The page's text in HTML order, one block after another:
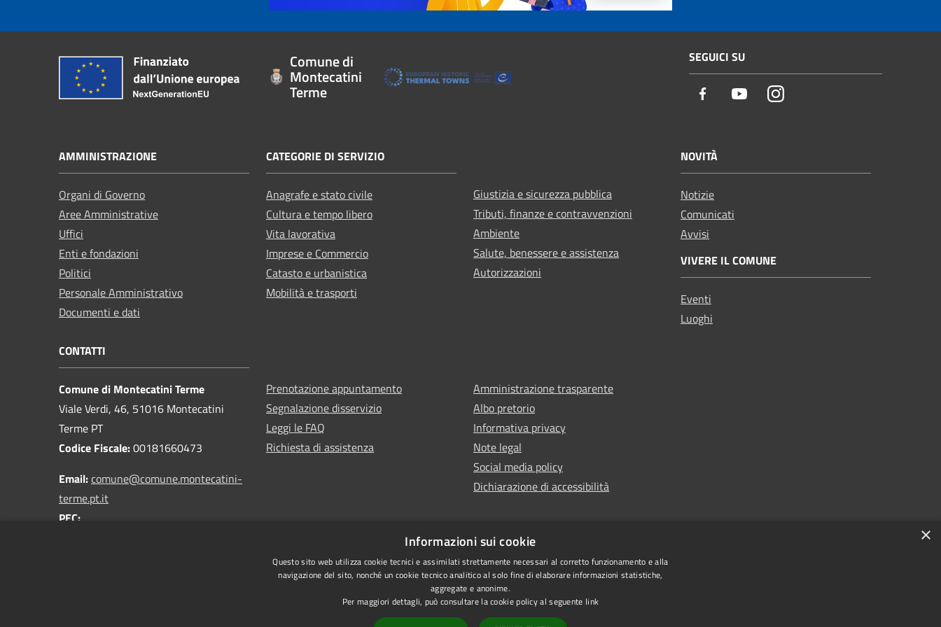
Comune di
Montecatini
Terme
SEGUICI SU
Facebook YoutubeInstagram
AMMINISTRAZIONE
Organi di Governo
Aree Amministrative
Uffici
Enti e fondazioni
Politici
Personale Amministrativo
Documenti e dati
CATEGORIE DI SERVIZIO
Anagrafe e stato civile
Cultura e tempo libero
Vita lavorativa
Imprese e Commercio
Catasto e urbanistica
Mobilità e trasporti
Giustizia e sicurezza pubblica
Tributi, finanze e contravvenzioni
Ambiente
Salute, benessere e assistenza
Autorizzazioni
NOVITÀ
Notizie
Comunicati
Avvisi
VIVERE IL COMUNE
Eventi
Luoghi
CONTATTI
Comune di Montecatini Terme
Viale Verdi, 46, 51016 Montecatini
Terme PT
Codice Fiscale:00181660473
Email:comune@comune.montecatini-
terme.pt.it
PEC:
Prenotazione appuntamento
Segnalazione disservizio
Leggi le FAQ
Richiesta di assistenza
Amministrazione trasparente
Albo pretorio
Informativa privacy
Note legal
Social media policy
Dichiarazione di accessibilità
×
Informazioni sui cookie
Questo sito web utilizza cookie tecnici e assimilati strettamente necessari al corretto funzionamento e alla
navigazione del sito, nonché un cookie tecnico analitico al solo fine di elaborare informazioni statistiche,
aggregate e anonime.
Per maggiori dettagli, può consultare la cookie policy al seguente link